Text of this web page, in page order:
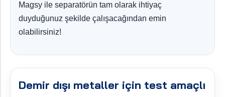
Magsy ile separatörün tam olarak ihtiyaç
duyduğunuz şekilde çalışacağından emin
olabilirsiniz!
Demir dışı metaller için test amaçlı